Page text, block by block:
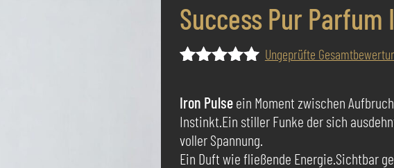
Success Pur Parfum
von 5,
basierend
auf
Kundenbewertung
Ungeprüfte
Iron Pulseein Moment zwischen
Instinkt.Ein stiller Funke der sich
voller Spannung.
Ein Duft wie fließende Energie.Sichtbar